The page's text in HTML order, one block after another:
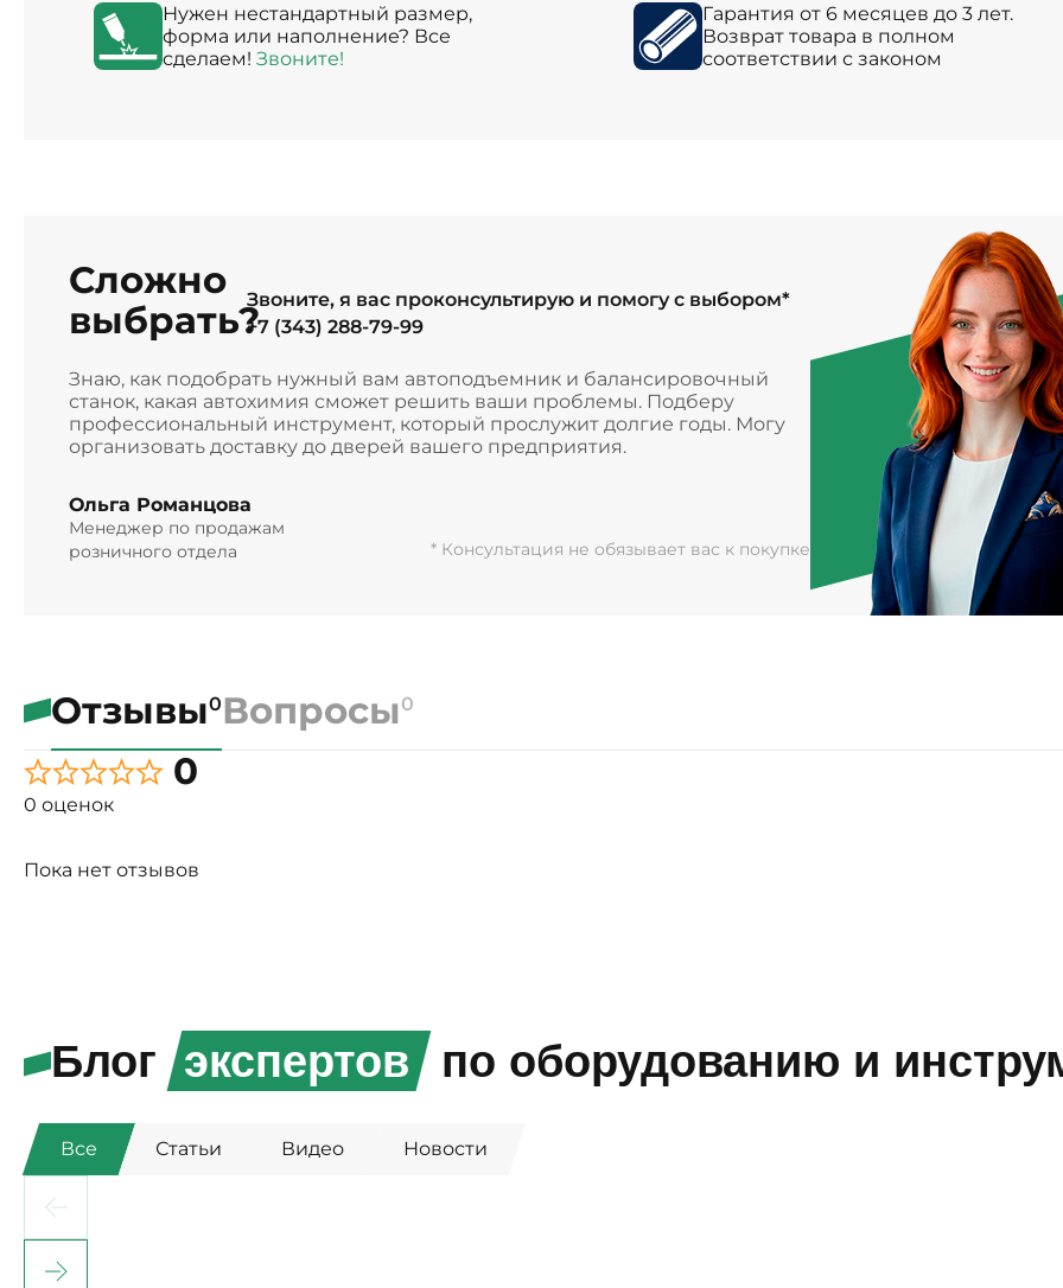
Нужен нестандартный размер,
форма или наполнение? Все
сделаем! Звоните!
Гарантия от 6 месяцев до 3 лет.
Возврат товара в полном
соответствии с законом
Сложно
выбрать?Звоните, я вас проконсультирую и помогу с выбором*
+7 (343) 288-79-99
Знаю, как подобрать нужный вам автоподъемник и балансировочный
станок, какая автохимия сможет решить ваши проблемы. Подберу
профессиональный инструмент, который прослужит долгие годы. Могу
организовать доставку до дверей вашего предприятия.
Ольга Романцова
Менеджер по продажам
розничного отдела
* Консультация не обязывает вас к покупке
Отзывы0Вопросы0
0
0 оценок
Пока нет отзывов
Блог экспертов по оборудованию и
Все Статьи Видео Новости